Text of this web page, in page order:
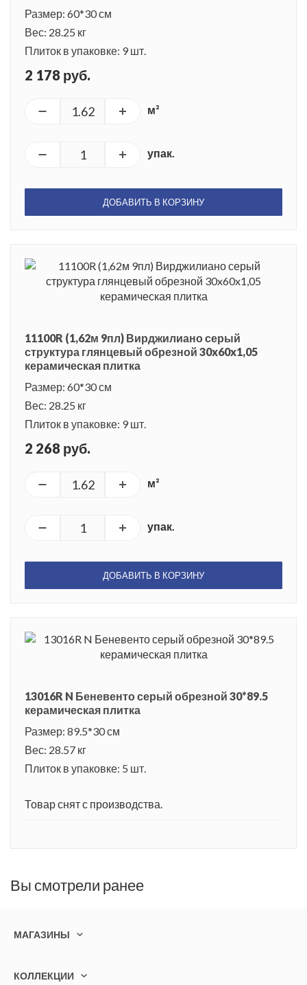
Размер: 60*30 см
Вес: 28.25 кг
Плиток в упаковке: 9 шт.
2 178 руб.
м²
упак.
ДОБАВИТЬ В КОРЗИНУ
11100R (1,62м 9пл) Вирджилиано серый
структура глянцевый обрезной 30x60x1,05
керамическая плитка
Размер: 60*30 см
Вес: 28.25 кг
Плиток в упаковке: 9 шт.
2 268 руб.
м²
упак.
ДОБАВИТЬ В КОРЗИНУ
13016R N Беневенто серый обрезной 30*89.5
керамическая плитка
Размер: 89.5*30 см
Вес: 28.57 кг
Плиток в упаковке: 5 шт.
Товар снят с производства.
Вы смотрели ранее
МАГАЗИНЫ
КОЛЛЕКЦИИ